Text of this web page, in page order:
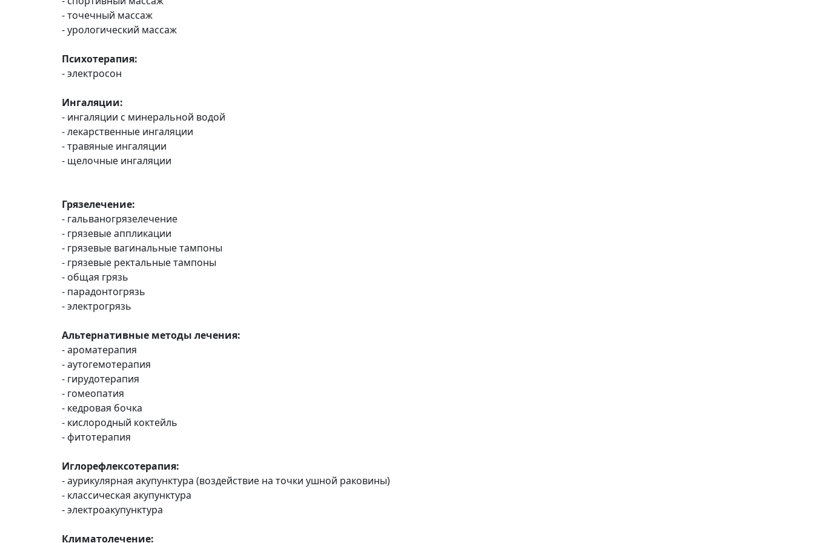
- точечный массаж
- урологический массаж
Психотерапия:
- электросон
Ингаляции:
- ингаляции с минеральной водой
- лекарственные ингаляции
- травяные ингаляции
- щелочные ингаляции
Грязелечение:
- гальваногрязелечение
- грязевые аппликации
- грязевые вагинальные тампоны
- грязевые ректальные тампоны
- общая грязь
- парадонтогрязь
- электрогрязь
Альтернативные методы лечения:
- ароматерапия
- аутогемотерапия
- гирудотерапия
- гомеопатия
- кедровая бочка
- кислородный коктейль
- фитотерапия
Иглорефлексотерапия:
- аурикулярная акупунктура (воздействие на точки ушной раковины)
- классическая акупунктура
- электроакупунктура
Климатолечение: